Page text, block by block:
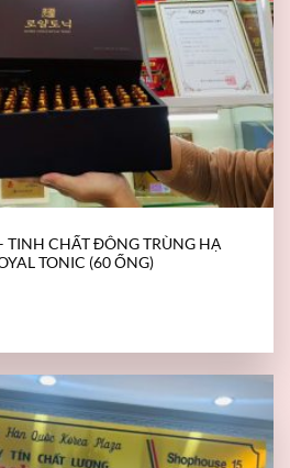
CHẤT ĐÔNG TRÙNG HẠ
TONIC (60 ỐNG)